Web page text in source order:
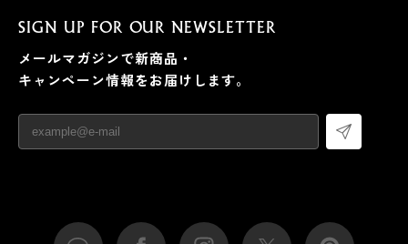
SIGN UP FOR OUR NEWSLETTER
メールマガジンで新商品・
キャンペーン情報をお届けします。